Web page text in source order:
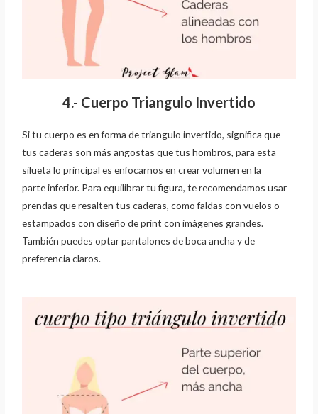
4.- Cuerpo Triangulo Invertido
Si tu cuerpo es en forma de triangulo invertido, significa que
tus caderas son más angostasque tus hombros, para esta
silueta lo principal es enfocarnos en crear volumen en la
parteinferior. Para equilibrar tu figura, te recomendamos usar
prendas que resalten tus caderas,como faldas con vuelos o
estampados con diseño de print con imágenes grandes.
Tambiénpuedes optar pantalones de boca ancha y de
preferencia claros.